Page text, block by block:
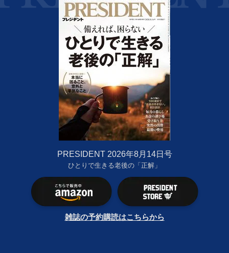
PRESIDENT 2026年8月14日号
ひとりで生きる老後の「正解」
雑誌の予約購読はこちらから